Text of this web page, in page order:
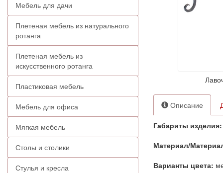
Мебель для дачи
Плетеная мебель из натурального
ротанга
Плетеная мебель из
искусственного ротанга
Пластиковая мебель
Мебель для офиса
Мягкая мебель
Столы и столики
Стулья и кресла
Описание
Габариты изделия:
Материал/
Варианты цвета: